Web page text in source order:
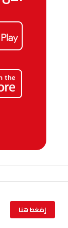
إضغط هنا